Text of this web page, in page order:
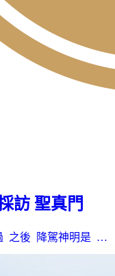
訪 聖真門
之後 降駕神明是 …